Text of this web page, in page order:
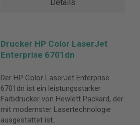
Details
Drucker HP Color LaserJet
Enterprise 6701dn
Der HP Color LaserJet Enterprise
6701dn ist ein leistungsstarker
Farbdrucker von Hewlett Packard, der
mit modernster Lasertechnologie
ausgestattet ist.